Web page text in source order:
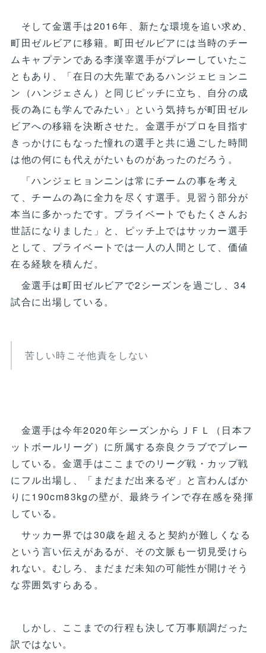
そして金選手は2016年、新たな環境を追い求め、
町田ゼルビアに移籍。町田ゼルビアには当時のチー
ムキャプテンである李漢宰選手がプレーしていたこ
ともあり、「在日の大先輩であるハンジェヒョンニ
ン（ハンジェさん）と同じピッチに立ち、自分の成
長の為にも学んでみたい」という気持ちが町田ゼル
ビアへの移籍を決断させた。金選手がプロを目指す
きっかけにもなった憧れの選手と共に過ごした時間
は他の何にも代えがたいものがあったのだろう。
「ハンジェヒョンニンは常にチームの事を考え
て、チームの為に全力を尽くす選手。見習う部分が
本当に多かったです。プライベートでもたくさんお
世話になりました」と、ピッチ上ではサッカー選手
として、プライベートでは一人の人間として、価値
在る経験を積んだ。
金選手は町田ゼルビアで2シーズンを過ごし、34
試合に出場している。
苦しい時こそ他責をしない
金選手は今年2020年シーズンからＪＦＬ（日本フ
ットボールリーグ）に所属する奈良クラブでプレー
している。金選手はここまでのリーグ戦・カップ戦
にフル出場し、「まだまだ出来るぞ」と言わんばか
りに190cm83kgの壁が、最終ラインで存在感を発揮
している。
サッカー界では30歳を超えると契約が難しくなる
という言い伝えがあるが、その文脈も一切見受けら
れない。むしろ、まだまだ未知の可能性が開けそう
な雰囲気すらある。
しかし、ここまでの行程も決して万事順調だった
訳ではない。